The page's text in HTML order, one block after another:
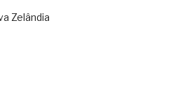
Zelândia